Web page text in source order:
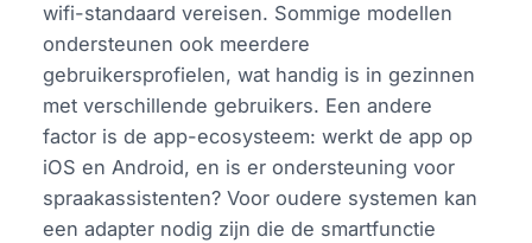
wifi-standaard vereisen. Sommige modellen
ondersteunen ook meerdere
gebruikersprofielen, wat handig is in gezinnen
met verschillende gebruikers. Een andere
factor is de app-ecosysteem: werkt de app op
iOS en Android, en is er ondersteuning voor
spraakassistenten? Voor oudere systemen kan
een adapter nodig zijn die de smartfunctie